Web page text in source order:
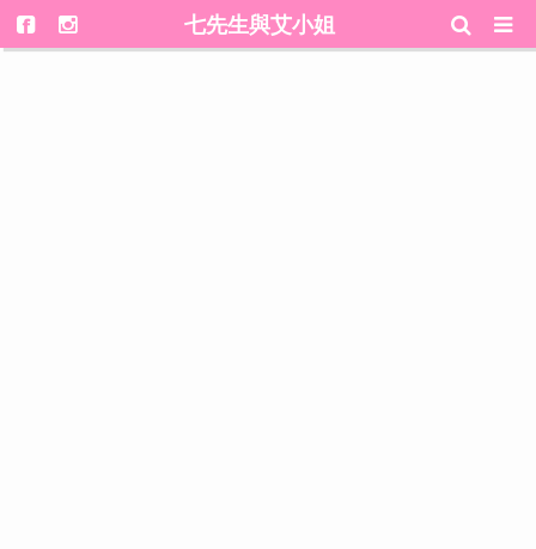
七先生與艾小姐